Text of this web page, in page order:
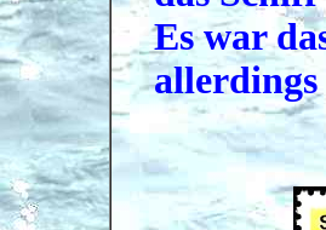
Es war